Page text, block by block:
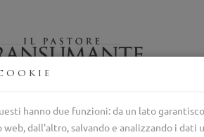
del cane da guardiania italiano
Guardiania
hanno due funzioni: da un lato
dall'altro, salvando e analizzando i dati